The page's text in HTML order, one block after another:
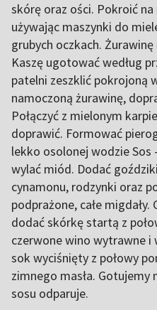
skórę oraz ości. Pokroić
używając maszynki do
grubych oczkach.
Kaszę ugotować według
patelni zeszklić pokrojoną
namoczoną żurawinę,
Połączyć z mielonym
doprawić. Formować
lekko osolonej wodzie Sos
wylać miód. Dodać
cynamonu, rodzynki oraz
podprażone, całe
dodać skórkę startą z
czerwone wino wytrawne i
sok wyciśnięty z połowy
zimnego masła. Gotujemy
sosu odparuje.